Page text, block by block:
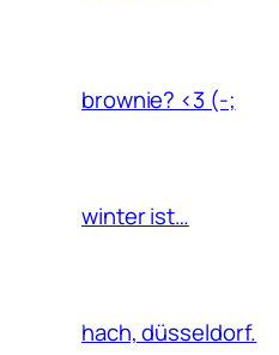
brownie? <3 (-;
winter ist…
hach, düsseldorf.